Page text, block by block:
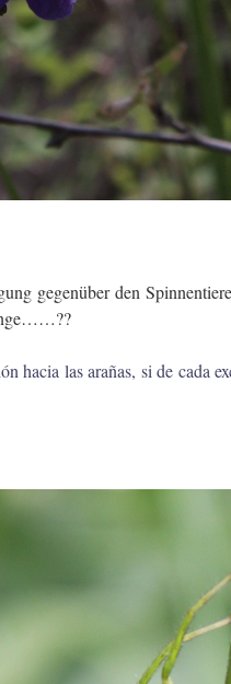
gegenüber den
hacia las arañas, si de cada